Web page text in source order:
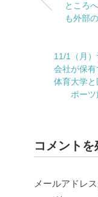
ところ
も外部
11/1（月
会社が保
体育大学
ポーツ
コメントを
メールアドレ